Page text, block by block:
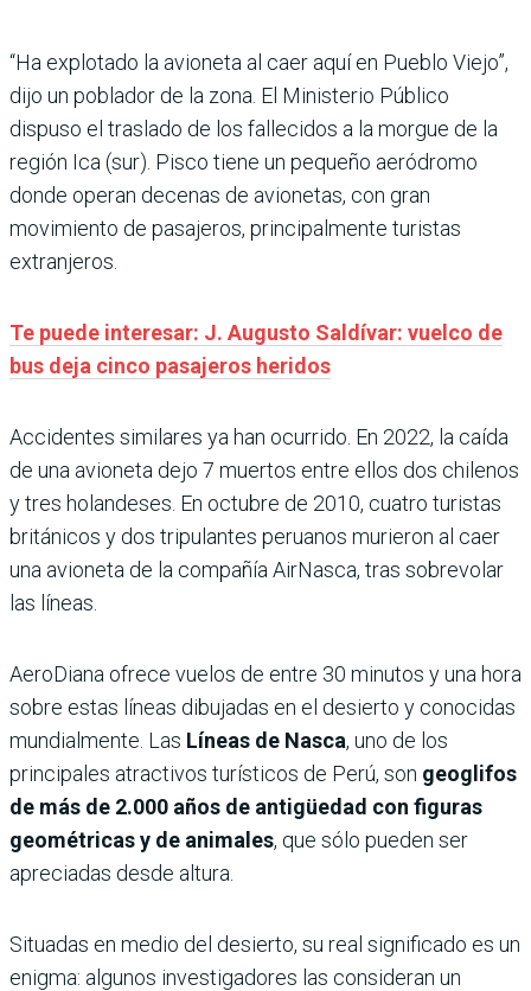
“Ha explotado la avioneta al caer aquí en Pueblo Viejo”,
dijo un poblador de la zona. El Ministerio Público
dispuso el traslado de los fallecidos a la morgue de la
región Ica (sur). Pisco tiene un pequeño aeródromo
donde operan decenas de avionetas, con gran
movimiento de pasajeros, principalmente turistas
extranjeros.
Te puede interesar: J. Augusto Saldívar: vuelco de
bus deja cinco pasajeros heridos
Accidentes similares ya han ocurrido. En 2022, la caída
de una avioneta dejo 7 muertos entre ellos dos chilenos
y tres holandeses. En octubre de 2010, cuatro turistas
británicos y dos tripulantes peruanos murieron al caer
una avioneta de la compañía AirNasca, tras sobrevolar
las líneas.
AeroDiana ofrece vuelos de entre 30 minutos y una hora
sobre estas líneas dibujadas en el desierto y conocidas
mundialmente. Las Líneas de Nasca, uno de los
principales atractivos turísticos de Perú, son geoglifos
de más de 2.000 años de antigüedad con figuras
geométricas y de animales, que sólo pueden ser
apreciadas desde altura.
Situadas en medio del desierto, su real significado es un
enigma: algunos investigadores las consideran un